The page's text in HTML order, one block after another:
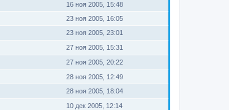
16 ноя 2005, 15:48
23 ноя 2005, 16:05
23 ноя 2005, 23:01
27 ноя 2005, 15:31
27 ноя 2005, 20:22
28 ноя 2005, 12:49
28 ноя 2005, 18:04
10 дек 2005, 12:14